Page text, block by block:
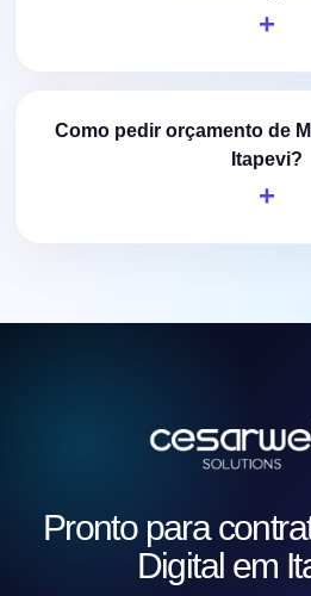
Como pedir orçamento de
Itapevi?
Pronto para
Digital em